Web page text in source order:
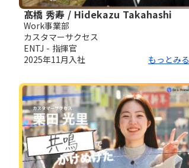
髙橋 秀寿 / Hidekazu Takahashi
Work事業部
カスタマーサクセス
ENTJ - 指揮官
2025年11月入社 もっとみる